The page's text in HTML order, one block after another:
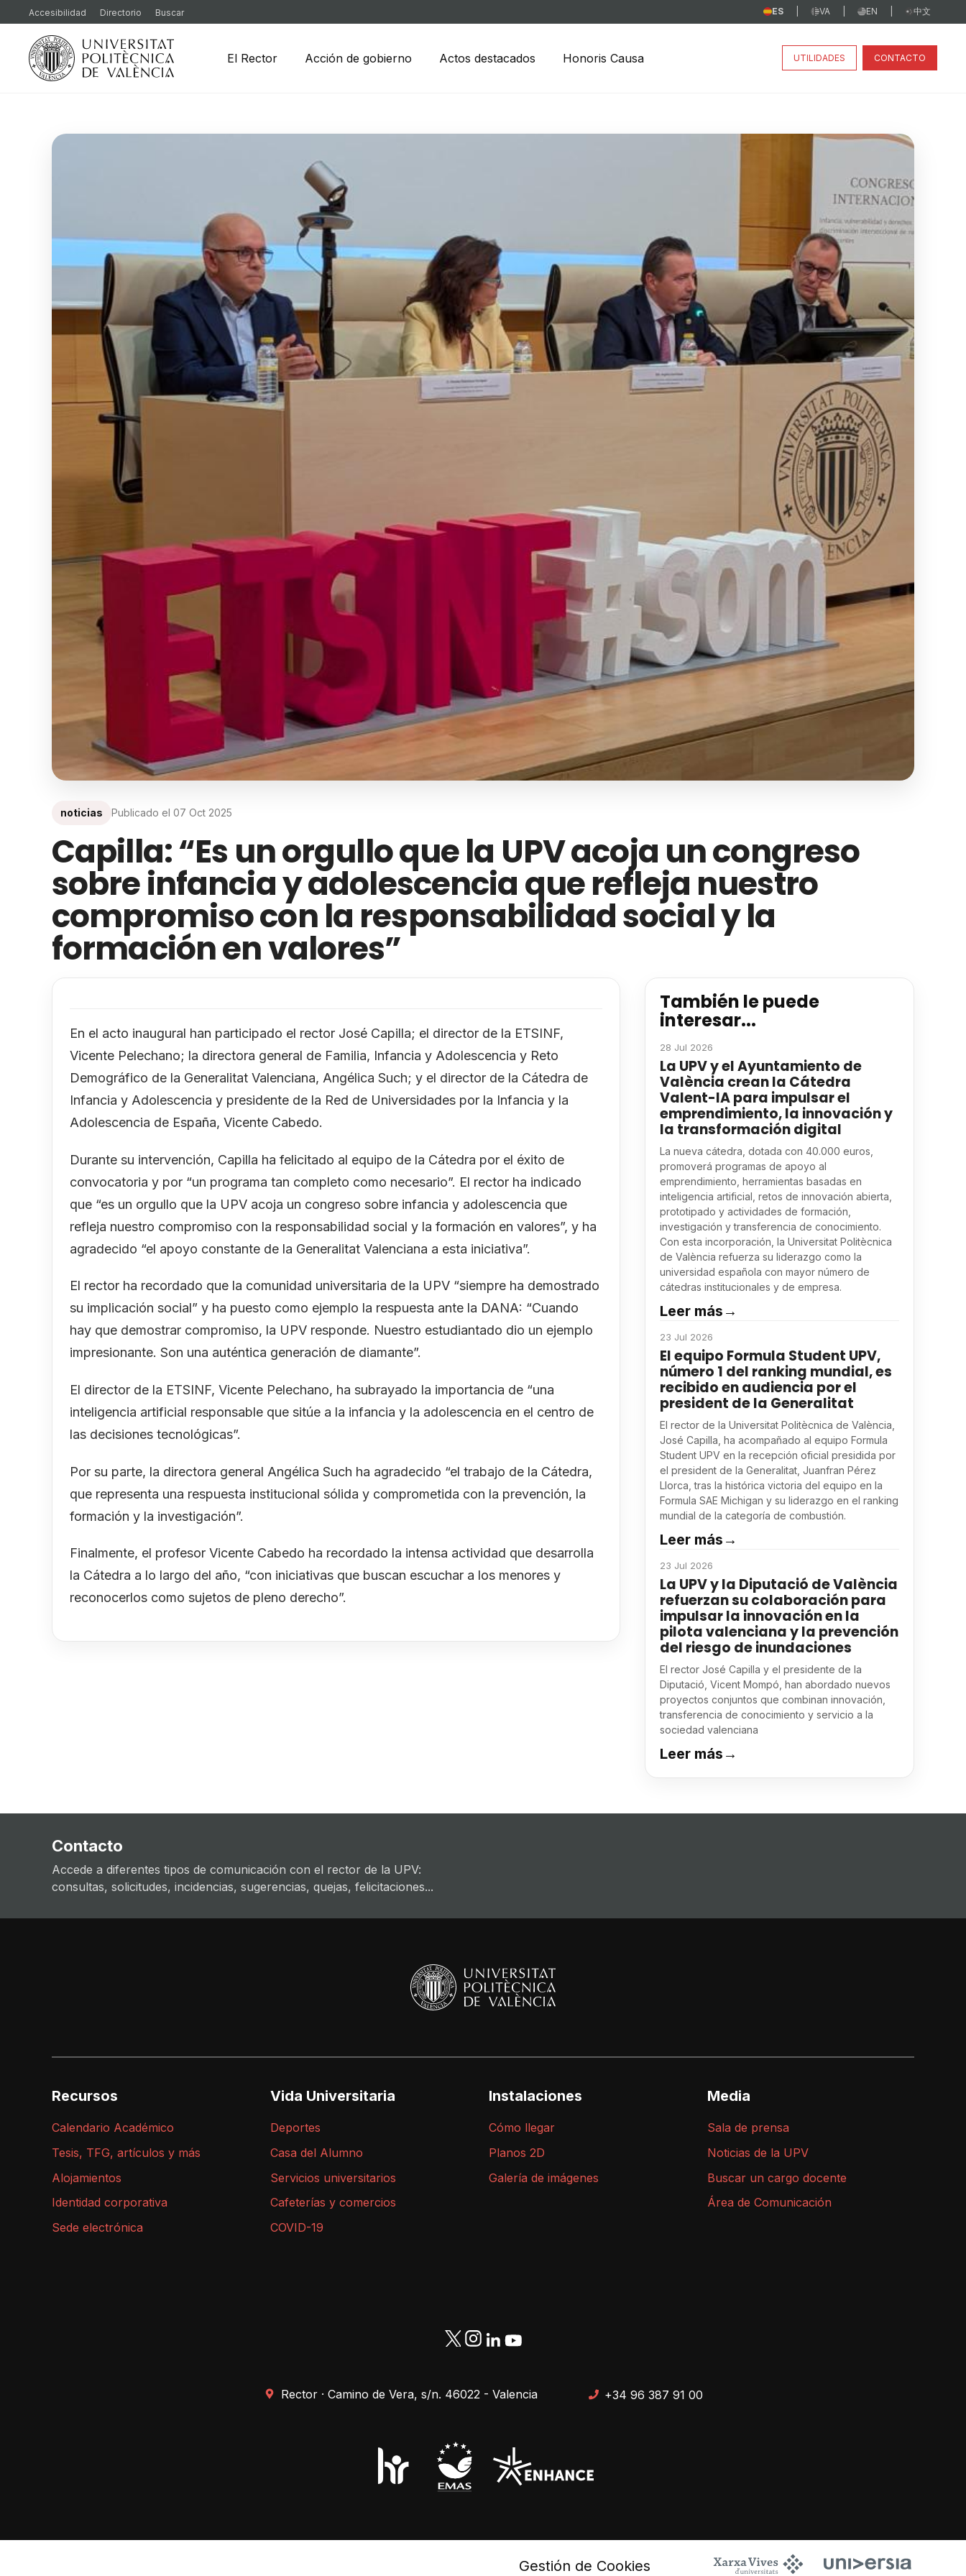
Accesibilidad Directorio Buscar ES VA EN 中文
El Rector Acción de gobierno Actos destacados Honoris Causa UTILIDADES CONTACTO
noticias Publicado el 07 Oct 2025
Capilla: “Es un orgullo que la UPV acoja un congreso
sobre infancia y adolescencia que refleja nuestro
compromiso con la responsabilidad social y la
formación en valores”
En el acto inaugural han participado el rector José Capilla; el director de la ETSINF,
Vicente Pelechano; la directora general de Familia, Infancia y Adolescencia y Reto
Demográfico de la Generalitat Valenciana, Angélica Such; y el director de la Cátedra de
Infancia y Adolescencia y presidente de la Red de Universidades por la Infancia y la
Adolescencia de España, Vicente Cabedo.
Durante su intervención, Capilla ha felicitado al equipo de la Cátedra por el éxito de
convocatoria y por “un programa tan completo como necesario”. El rector ha indicado
que “es un orgullo que la UPV acoja un congreso sobre infancia y adolescencia que
refleja nuestro compromiso con la responsabilidad social y la formación en valores”, y ha
agradecido “el apoyo constante de la Generalitat Valenciana a esta iniciativa”.
El rector ha recordado que la comunidad universitaria de la UPV “siempre ha demostrado
su implicación social” y ha puesto como ejemplo la respuesta ante la DANA: “Cuando
hay que demostrar compromiso, la UPV responde. Nuestro estudiantado dio un ejemplo
impresionante. Son una auténtica generación de diamante”.
El director de la ETSINF, Vicente Pelechano, ha subrayado la importancia de “una
inteligencia artificial responsable que sitúe a la infancia y la adolescencia en el centro de
las decisiones tecnológicas”.
Por su parte, la directora general Angélica Such ha agradecido “el trabajo de la Cátedra,
que representa una respuesta institucional sólida y comprometida con la prevención, la
formación y la investigación”.
Finalmente, el profesor Vicente Cabedo ha recordado la intensa actividad que desarrolla
la Cátedra a lo largo del año, “con iniciativas que buscan escuchar a los menores y
reconocerlos como sujetos de pleno derecho”.
También le puede
interesar...
28 Jul 2026
La UPV y el Ayuntamiento de
València crean la Cátedra
Valent-IA para impulsar el
emprendimiento, la innovación y
la transformación digital
La nueva cátedra, dotada con 40.000 euros,
promoverá programas de apoyo al
emprendimiento, herramientas basadas en
inteligencia artificial, retos de innovación abierta,
prototipado y actividades de formación,
investigación y transferencia de conocimiento.
Con esta incorporación, la Universitat Politècnica
de València refuerza su liderazgo como la
universidad española con mayor número de
cátedras institucionales y de empresa.
Leer más →
23 Jul 2026
El equipo Formula Student UPV,
número 1 del ranking mundial, es
recibido en audiencia por el
president de la Generalitat
El rector de la Universitat Politècnica de València,
José Capilla, ha acompañado al equipo Formula
Student UPV en la recepción oficial presidida por
el president de la Generalitat, Juanfran Pérez
Llorca, tras la histórica victoria del equipo en la
Formula SAE Michigan y su liderazgo en el ranking
mundial de la categoría de combustión.
Leer más →
23 Jul 2026
La UPV y la Diputació de València
refuerzan su colaboración para
impulsar la innovación en la
pilota valenciana y la prevención
del riesgo de inundaciones
El rector José Capilla y el presidente de la
Diputació, Vicent Mompó, han abordado nuevos
proyectos conjuntos que combinan innovación,
transferencia de conocimiento y servicio a la
sociedad valenciana
Leer más →
Contacto
Accede a diferentes tipos de comunicación con el rector de la UPV:
consultas, solicitudes, incidencias, sugerencias, quejas, felicitaciones...
Recursos
Calendario Académico
Tesis, TFG, artículos y más
Alojamientos
Identidad corporativa
Sede electrónica
Vida Universitaria
Deportes
Casa del Alumno
Servicios universitarios
Cafeterías y comercios
COVID-19
Instalaciones
Cómo llegar
Planos 2D
Galería de imágenes
Media
Sala de prensa
Noticias de la UPV
Buscar un cargo docente
Área de Comunicación
Rector · Camino de Vera, s/n. 46022 - Valencia +34 96 387 91 00
Gestión de Cookies